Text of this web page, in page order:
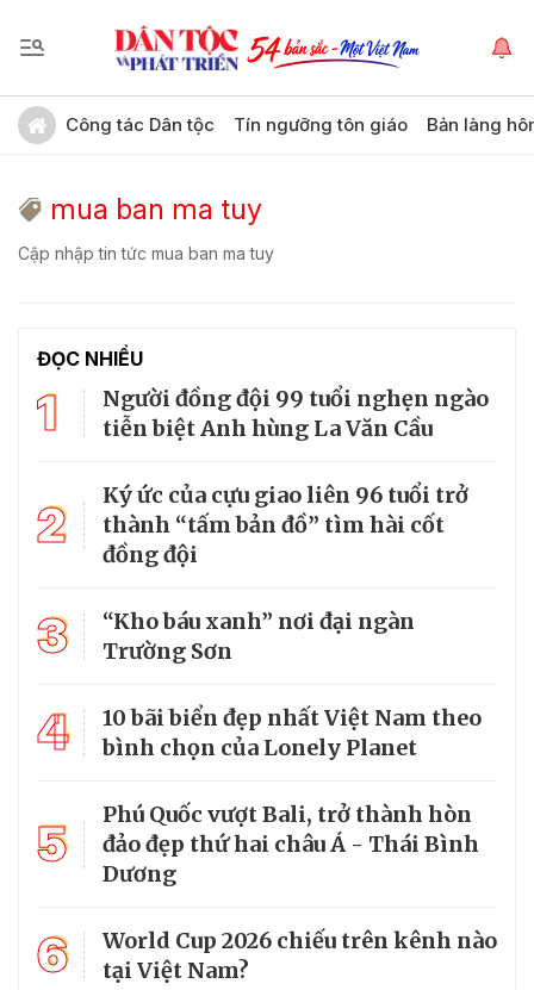
Công tác Dân tộc Tín ngưỡng tôn giáo Bản làng
mua ban ma tuy
Cập nhập tin tức mua ban ma tuy
ĐỌC NHIỀU
1
Người đồng đội 99 tuổi nghẹn ngào
tiễn biệt Anh hùng La Văn Cầu
2
Ký ức của cựu giao liên 96 tuổi trở
thành “tấm bản đồ” tìm hài cốt
đồng đội
3
“Kho báu xanh” nơi đại ngàn
Trường Sơn
4
10 bãi biển đẹp nhất Việt Nam theo
bình chọn của Lonely Planet
5
Phú Quốc vượt Bali, trở thành hòn
đảo đẹp thứ hai châu Á - Thái Bình
Dương
6
World Cup 2026 chiếu trên kênh nào
tại Việt Nam?